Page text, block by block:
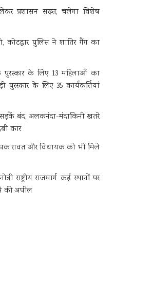
प्रशासन सख्त, चलेगा विशेष
कोटद्वार पुलिस ने शातिर गैंग का
पुरस्कार के लिए 13 महिलाओं का
पुरस्कार के लिए 35 कार्यकर्तियां
सड़कें बंद, अलकनंदा-मंदाकिनी खतरे
कार
रावत और विधायक को भी मिले
राष्ट्रीय राजमार्ग कई स्थानों पर
की अपील